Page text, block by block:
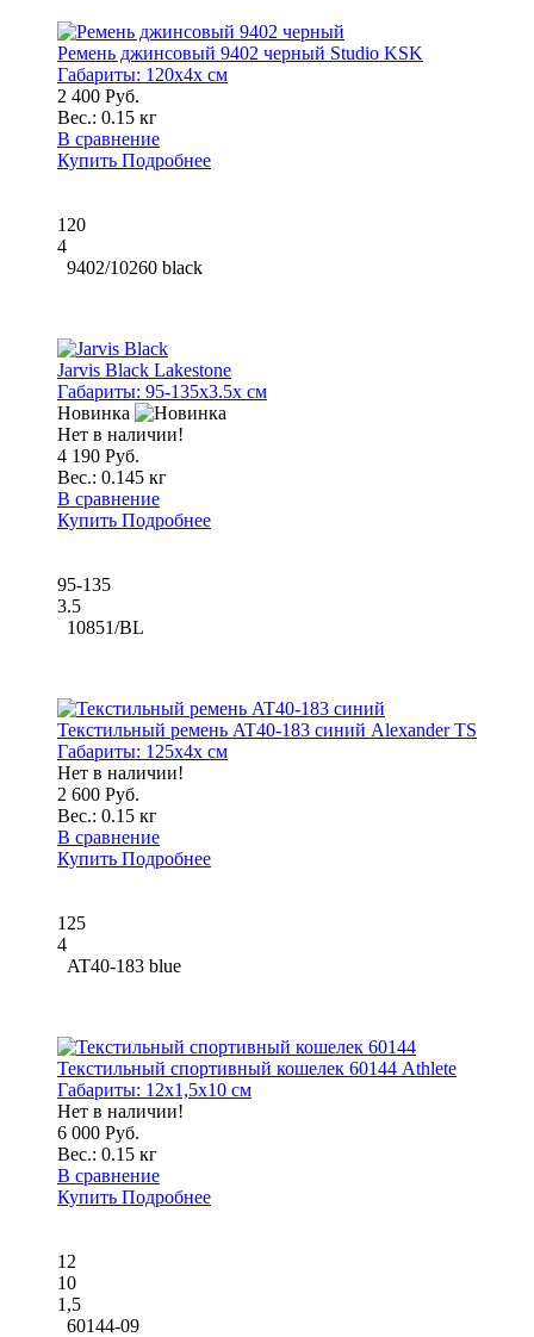
Ремень джинсовый 9402 черный Studio KSK
Габариты: 120x4x см
2 400 Руб.
Вес.: 0.15 кг
В сравнение
Купить Подробнее
120
4
9402/10260 black
Jarvis Black Lakestone
Габариты: 95-135x3.5x см
Новинка
Нет в наличии!
4 190 Руб.
Вес.: 0.145 кг
В сравнение
Купить Подробнее
95-135
3.5
10851/BL
Текстильный ремень AT40-183 синий Alexander TS
Габариты: 125x4x см
Нет в наличии!
2 600 Руб.
Вес.: 0.15 кг
В сравнение
Купить Подробнее
125
4
AT40-183 blue
Текстильный спортивный кошелек 60144 Athlete
Габариты: 12x1,5x10 см
Нет в наличии!
6 000 Руб.
Вес.: 0.15 кг
В сравнение
Купить Подробнее
12
10
1,5
60144-09